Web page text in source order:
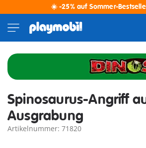
☀️ -25% auf Sommer-
Spinosaurus-Angriff
Ausgrabung
Artikelnummer: 71820